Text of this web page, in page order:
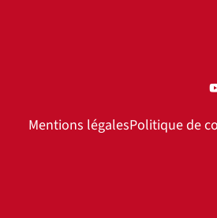
Mentions légalesPolitique de